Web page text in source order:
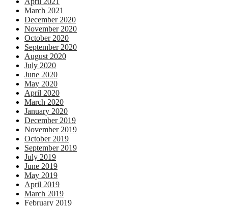
March 2021
December 2020
November 2020
October 2020
September 2020
August 2020
July 2020
June 2020
May 2020
April 2020
March 2020
January 2020
December 2019
November 2019
October 2019
September 2019
July 2019
June 2019
May 2019
April 2019
March 2019
February 2019